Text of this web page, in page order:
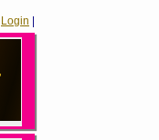
Login